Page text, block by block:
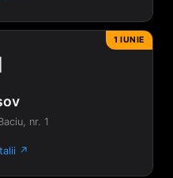
1 IUNIE
nr. 1
↗